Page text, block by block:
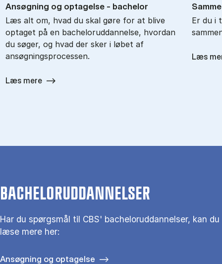
An­søg­ning og op­ta­gel­se - ba­chel­or
Læs alt om, hvad du skal gøre for at blive
optaget på en bacheloruddannelse, hvordan
du søger, og hvad der sker i løbet af
ansøgningsprocessen.
Læs mere
Er du i
Læs
BACHELORUDDANNELSER
Har du spørgsmål til CBS' bacheloruddannelser, kan du
læse mere her:
Ansøgning og optagelse